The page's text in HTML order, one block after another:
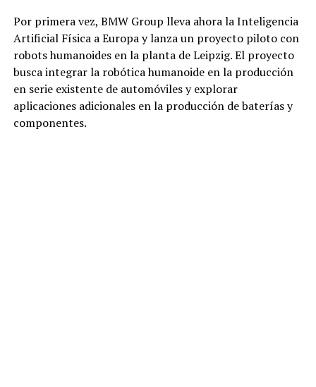
Por primera vez, BMW Group lleva ahora la Inteligencia
Artificial Física a Europa y lanza un proyecto piloto con
robots humanoides en la planta de Leipzig. El proyecto
busca integrar la robótica humanoide en la producción
en serie existente de automóviles y explorar
aplicaciones adicionales en la producción de baterías y
componentes.